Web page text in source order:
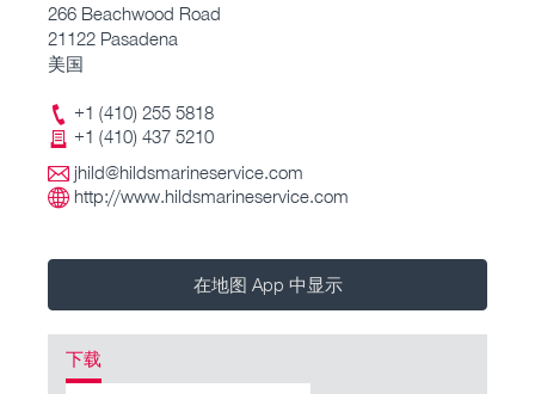
266 Beachwood Road
21122 Pasadena
美国
+1 (410) 255 5818
+1 (410) 437 5210
jhild@hildsmarineservice.com
http://www.hildsmarineservice.com
在地图 App 中显示
下载